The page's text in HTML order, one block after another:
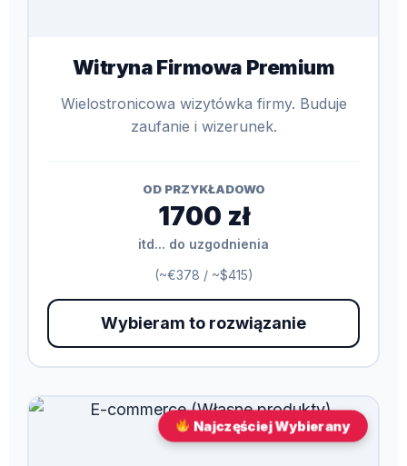
Witryna Firmowa Premium
Wielostronicowa wizytówka firmy. Buduje
zaufanie i wizerunek.
OD PRZYKŁADOWO
1700 zł
itd... do uzgodnienia
(~€378 / ~$415)
Wybieram to rozwiązanie
Najczęściej Wybierany